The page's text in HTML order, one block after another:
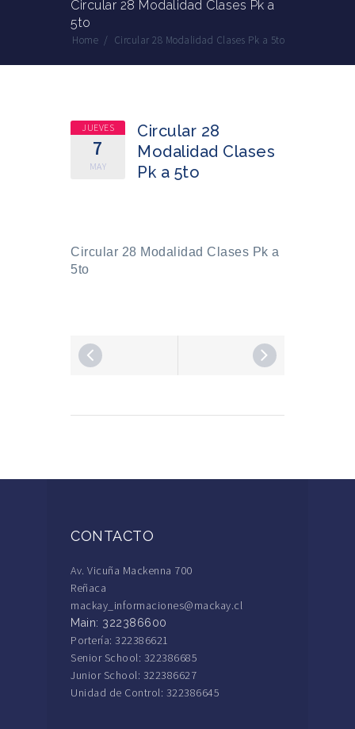
Circular 28 Modalidad Clases Pk a
5to
Home / Circular 28 Modalidad Clases Pk a 5to
JUEVES
7
MAY
Circular 28
Modalidad Clases
Pk a 5to
Circular 28 Modalidad Clases Pk a
5to
CONTACTO
Av. Vicuña Mackenna 700
Reñaca
mackay_informaciones@mackay.cl
Main: 322386600
Portería: 322386621
Senior School: 322386685
Junior School: 322386627
Unidad de Control: 322386645